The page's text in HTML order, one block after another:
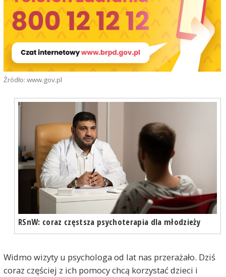
Źródło: www.gov.pl
RSnW: coraz częstsza psychoterapia dla młodzieży
Widmo wizyty u psychologa od lat nas przerażało. Dziś
coraz częściej z ich pomocy chcą korzystać dzieci i